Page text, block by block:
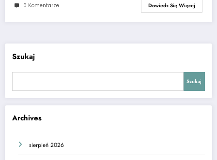
0 Komentarze Dowiedz Się Więcej
Szukaj
Szukaj
Archives
sierpień 2026